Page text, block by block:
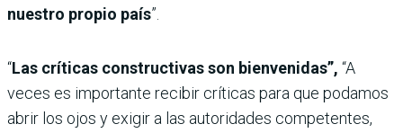
nuestro propio país”.
“Las críticas constructivas son bienvenidas”, “A
veces es importante recibir críticas para que podamos
abrir los ojos y exigir a las autoridades competentes,